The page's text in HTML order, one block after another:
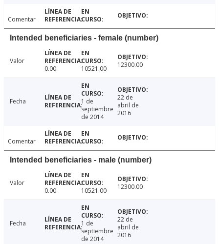
Comentar
Intended beneficiaries - female (number)
Valor
0.00
10521.00 12300.00
Fecha
1 de
septiembre
de 2014
22 de
abril de
2016
Comentar
Intended beneficiaries - male (number)
Valor
0.00
10521.00 12300.00
Fecha
1 de
septiembre
de 2014
22 de
abril de
2016